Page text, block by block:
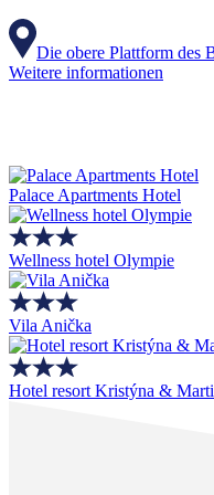
Die obere Plattform des
Weitere informationen
Palace Apartments Hotel
Wellness hotel Olympie
Vila Anička
Hotel resort Kristýna &